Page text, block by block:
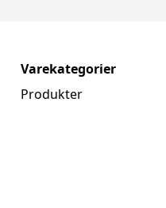
Varekategorier
Produkter